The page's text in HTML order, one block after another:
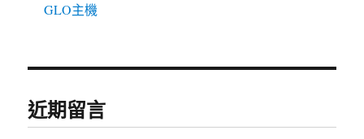
GLO主機
近期留言